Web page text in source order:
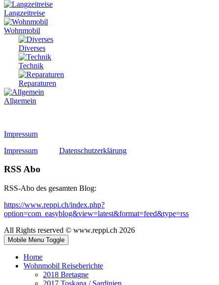
Langzeitreise
Wohnmobil
Diverses
Technik
Reparaturen
Allgemein
Impressum
Impressum
Datenschutzerklärung
RSS Abo
RSS-Abo des gesamten Blog:
https://www.reppi.ch/index.php?
option=com_easyblog&view=latest&format=feed&type=rss
All Rights reserved © www.reppi.ch 2026
Mobile Menu Toggle
Home
Wohnmobil Reiseberichte
2018 Bretagne
2017 Toskana / Sardinien